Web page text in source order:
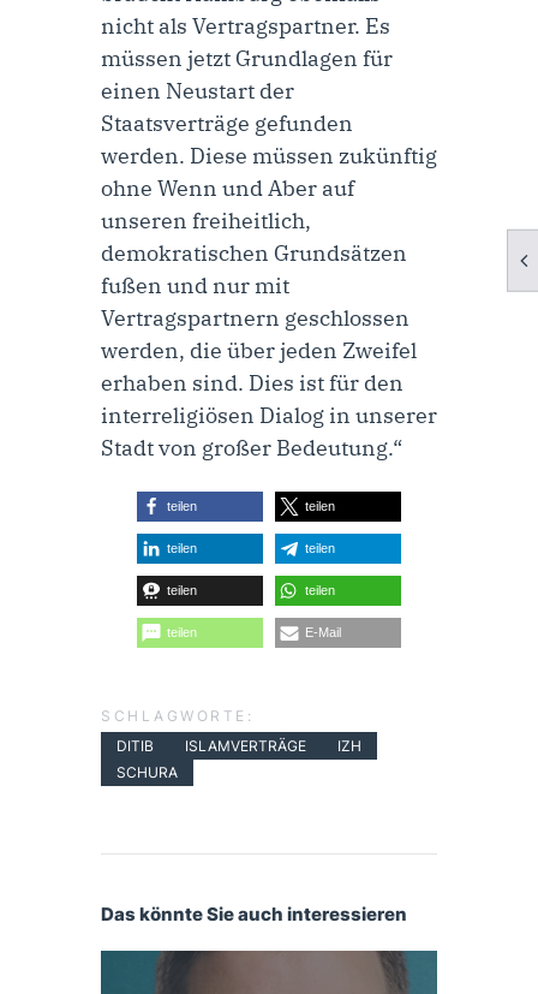
nicht als Vertragspartner. Es
müssen jetzt Grundlagen für
einen Neustart der
Staatsverträge gefunden
werden. Diese müssen zukünftig
ohne Wenn und Aber auf
unseren freiheitlich,
demokratischen Grundsätzen
fußen und nur mit
Vertragspartnern geschlossen
werden, die über jeden Zweifel
erhaben sind. Dies ist für den
interreligiösen Dialog in unserer
Stadt von großer Bedeutung.“
teilen teilen
teilen teilen
teilen teilen
teilen E-Mail
SCHLAGWORTE:
DITIB
ISLAMVERTRÄGE
IZH
SCHURA
Das könnte Sie auch interessieren